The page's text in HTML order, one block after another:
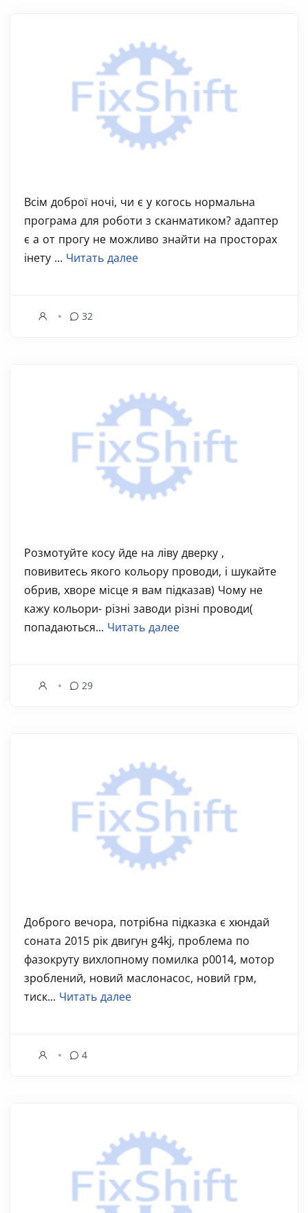
Всім доброї ночі, чи є у когось нормальна
програма для роботи з сканматиком? адаптер
є а от прогу не можливо знайти на просторах
інету ... Читать далее
32
Розмотуйте косу йде на ліву дверку ,
повивитесь якого кольору проводи, і шукайте
обрив, хворе місце я вам підказав) Чому не
кажу кольори- різні заводи різні проводи(
попадаються... Читать далее
29
Доброго вечора, потрібна підказка є хюндай
соната 2015 рік двигун g4kj, проблема по
фазокруту вихлопному помилка p0014, мотор
зроблений, новий маслонасос, новий грм,
тиск... Читать далее
4